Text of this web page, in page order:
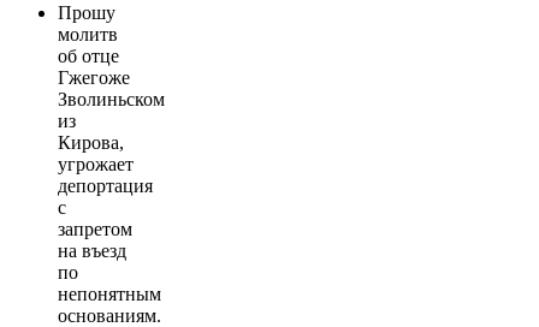
Прошу
молитв
об отце
Гжегоже
Зволиньском
из
Кирова,
угрожает
депортация
с
запретом
на въезд
по
непонятным
основаниям.